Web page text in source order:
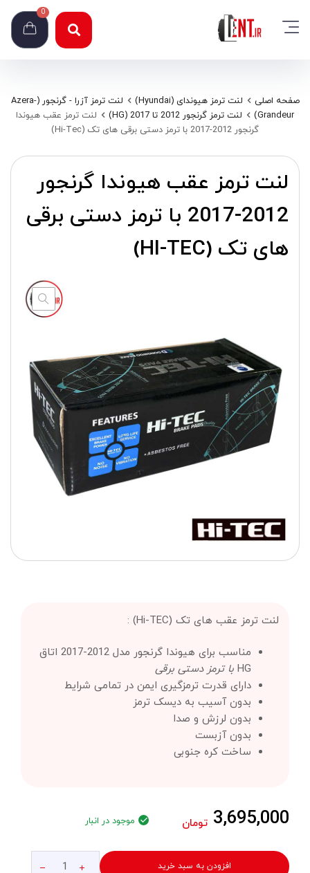
0
صفحه اصلی لنت ترمز هیوندای (Hyundai)
لنت ترمز آزرا - گرنجور (Azera-
Grandeur)
لنت ترمز گرنجور 2012 تا 2017 (HG)
لنت ترمز عقب هیوندا
گرنجور 2012-2017 با ترمز دستی برقی های تک (Hi-Tec)
لنت ترمز عقب هیوندا گرنجور
2012-2017 با ترمز دستی برقی
های تک (HI-TEC)
لنت ترمز عقب های تک (Hi-TEC) :
مناسب برای هیوندا گرنجور مدل 2012-2017 اتاق
HG با ترمز دستی برقی
دارای قدرت ترمزگیری ایمن در تمامی شرایط
بدون آسیب به دیسک ترمز
بدون لرزش و صدا
بدون آزبست
ساخت کره جنوبی
3,695,000 تومان موجود در انبار
افزودن به سبد خرید